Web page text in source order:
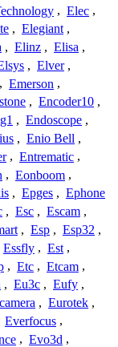
, Elec ,
, Elegiant ,
, Elinz , Elisa ,
, Elver ,
, Emerson ,
, Encoder10 ,
, Endoscope ,
, Enio Bell ,
, Entrematic ,
, Eonboom ,
, Epges , Ephone
, Esc , Escam ,
, Esp , Esp32 ,
Essfly , Est ,
, Etc , Etcam ,
, Eu3c , Eufy ,
, Eurotek ,
Everfocus ,
, Evo3d ,